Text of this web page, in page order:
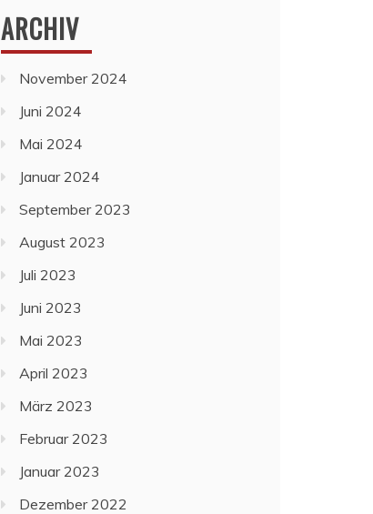
ARCHIV
November 2024
Juni 2024
Mai 2024
Januar 2024
September 2023
August 2023
Juli 2023
Juni 2023
Mai 2023
April 2023
März 2023
Februar 2023
Januar 2023
Dezember 2022